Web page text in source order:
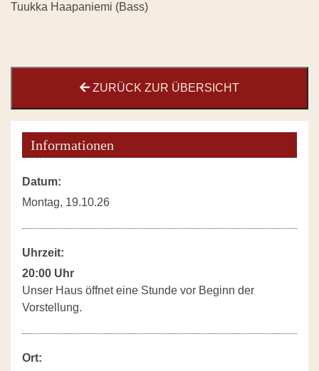
Tuukka Haapaniemi (Bass)
ZURÜCK ZUR ÜBERSICHT
Informationen
Datum:
Montag, 19.10.26
Uhrzeit:
20:00 Uhr
Unser Haus öffnet eine Stunde vor Beginn der
Vorstellung.
Ort: